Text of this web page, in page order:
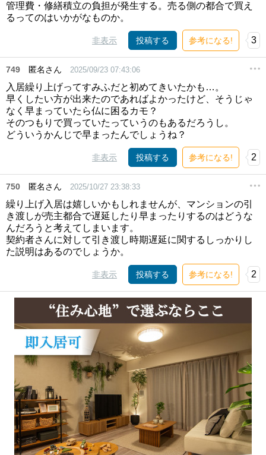
管理費・修繕積立の負担が発生する。売る側の都合で買え
るってのはいかがなものか。
非表示 投稿する 参考になる! 3
749 匿名さん 2025/09/23 07:43:06
入居繰り上げってすみふだと初めてきいたかも…。
早くしたい方が出来たのであればよかったけど、そうじゃ
なく早まっていたら仏に困るカモ？
そのつもりで買っていたっていうのもあるだろうし。
どういうかんじで早まったんでしょうね？
非表示 投稿する 参考になる! 2
750 匿名さん 2025/10/27 23:38:33
繰り上げ入居は嬉しいかもしれませんが、マンションの引
き渡しが売主都合で遅延したり早まったりするのはどうな
んだろうと考えてしまいます。
契約者さんに対して引き渡し時期遅延に関するしっかりし
た説明はあるのでしょうか。
非表示 投稿する 参考になる! 2